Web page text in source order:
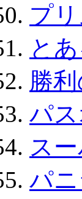
プ
と
勝
パ
ス
パ